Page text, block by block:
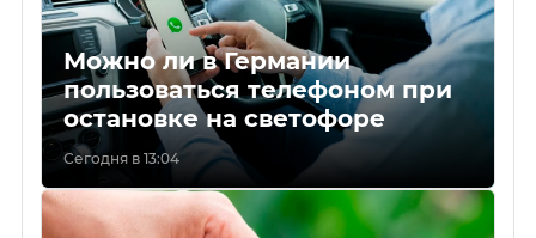
Можно ли в Германии
пользоваться телефоном при
остановке на светофоре
Сегодня в 13:04